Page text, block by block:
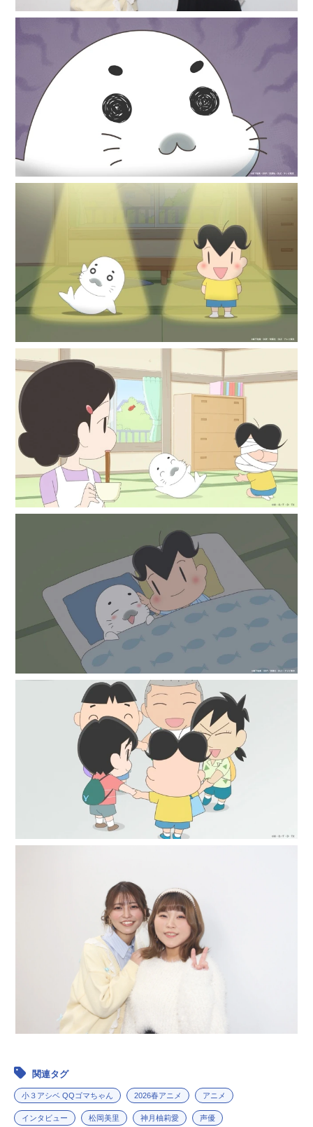
関連タグ
小３アシベ QQゴマちゃん 2026春アニメ アニメ
インタビュー 松岡美里 神月柚莉愛 声優